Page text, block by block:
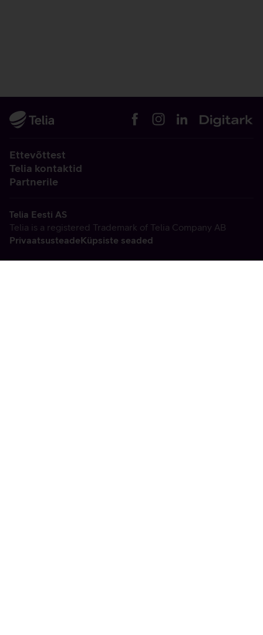
Ettevõttest
Telia kontaktid
Partnerile
Telia Eesti AS
Telia is a registered Trademark of Telia Company AB
PrivaatsusteadeKüpsiste seaded